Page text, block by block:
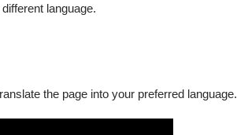
language.
the page into your preferred language.